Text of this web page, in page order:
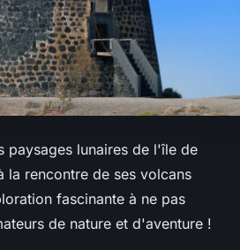
paysages lunaires de l'île de
la rencontre de ses volcans
fascinante à ne pas
de nature et d'aventure !